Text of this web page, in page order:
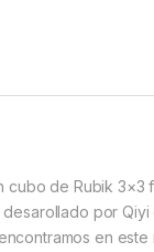
cubo de Rubik 3×3
por
en